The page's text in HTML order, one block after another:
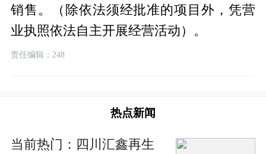
销售。（除依法须经批准的项目外，凭营
业执照依法自主开展经营活动）。
责任编辑：248
热点新闻
当前热门：四川汇鑫再生